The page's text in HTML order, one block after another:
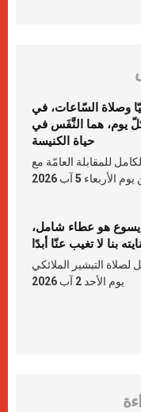
وصلاة السّاعات، في
يوم، هما النَّفَس في
حياة الكنيسة
للمقابلة العامّة مع
الأربعاء 5 آب 2026
هو عطاء شامل،
بنا لا تغيب عنّا أبدًا
لصلاة التبشير الملائكي
يوم الأحد 2 آب 2026